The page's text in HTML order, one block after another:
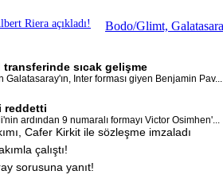
Riera açıkladı!
Bodo/Glimt,
sıcak gelişme
Inter forması giyen Benjamin Pav...
reddetti
ardından 9 numaralı formayı Victor Osimhen'...
Cafer Kirkit ile sözleşme imzaladı
çalıştı!
sorusuna yanıt!